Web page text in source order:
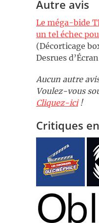
Autre avis
Le méga-bide
un tel échec
(Décorticage
Desrues
Aucun autre
Voulez-vous
Cliquez-ici!
Critiques